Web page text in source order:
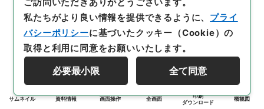
サムネイル 資料情報 画面操作 全画面
印刷
ダウンロード
概観図
ご訪問いただきありがとうございます。
私たちがより良い情報を提供できるように、 プライ
バシーポリシーに基づいたクッキー（Cookie）の
取得と利用に同意をお願いいたします。
必要最小限 全て同意